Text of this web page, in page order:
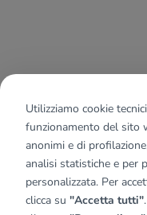
Utilizziamo cookie
funzionamento del sito
anonimi e di
analisi statistiche e per
personalizzata. Per
clicca su "Accetta tutti"